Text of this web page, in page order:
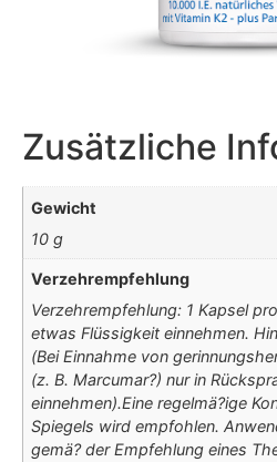
Zusätzliche
Gewicht
10 g
Verzehrempfehlung
Verzehrempfehlung: 1 Kapsel
etwas Flüssigkeit einnehmen.
(Bei Einnahme von
(z. B. Marcumar?) nur in
einnehmen).Eine regelmä?ige
Spiegels wird empfohlen.
gemä? der Empfehlung eines